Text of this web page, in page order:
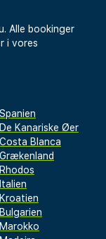
Alle bookinger
i vores
Spanien
De Kanariske Øer
Costa Blanca
Grækenland
Rhodos
Italien
Kroatien
Bulgarien
Marokko